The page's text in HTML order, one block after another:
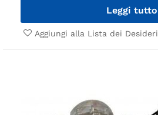
Leggi tutto
Aggiungi alla Lista dei Desideri